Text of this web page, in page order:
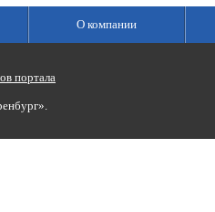
О компании
портала
Интернет-Канал «Россия»